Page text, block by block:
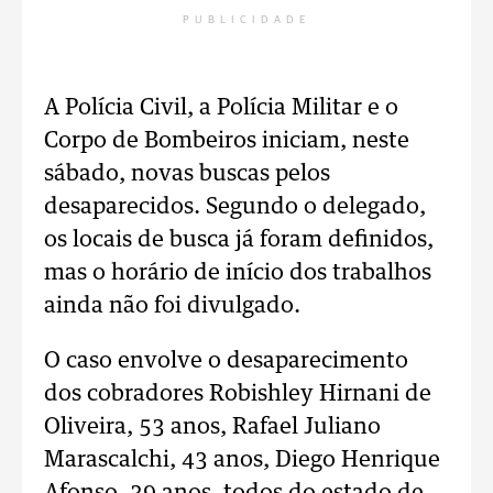
PUBLICIDADE
A Polícia Civil, a Polícia Militar e o
Corpo de Bombeiros iniciam, neste
sábado, novas buscas pelos
desaparecidos. Segundo o delegado,
os locais de busca já foram definidos,
mas o horário de início dos trabalhos
ainda não foi divulgado.
O caso envolve o desaparecimento
dos cobradores Robishley Hirnani de
Oliveira, 53 anos, Rafael Juliano
Marascalchi, 43 anos, Diego Henrique